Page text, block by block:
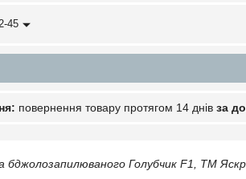
45
повернення товару протягом 14 днів за
Голубчик F1, ТМ